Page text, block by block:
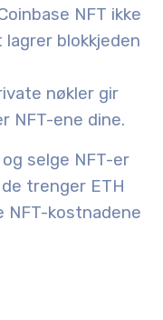
NFT ikke
blokkjeden
nøkler gir
NFT-ene dine.
selge NFT-er
trenger ETH
NFT-kostnadene